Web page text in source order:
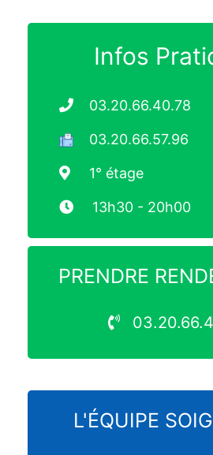
Infos
03.20.66.40.78
03.20.66.57.96
1° étage
13h30 - 20h00
PRENDRE
L'ÉQUIPE